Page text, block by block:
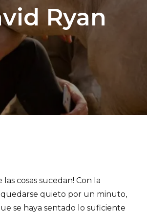
Ryan
las cosas sucedan! Con la
quieto por un minuto,
se haya sentado lo suficiente